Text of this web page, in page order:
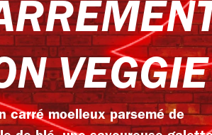
VEGGIE
carré moelleux parsemé de